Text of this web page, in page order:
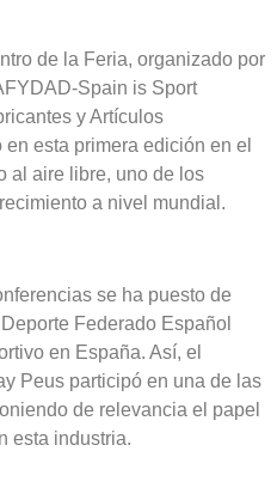
de la Feria, organizado por
Spain is Sport
y Artículos
esta primera edición en el
al aire libre, uno de los
a nivel mundial.
se ha puesto de
Federado Español
en España. Así, el
Peus participó en una de las
de relevancia el papel
esta industria.